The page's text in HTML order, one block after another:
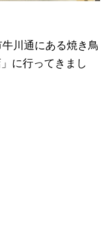
川通にある焼き鳥
に行ってきまし